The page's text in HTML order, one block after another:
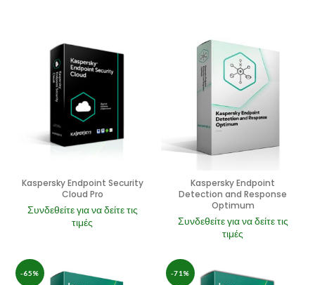
Kaspersky Endpoint Security
Cloud Pro
Συνδεθείτε για να δείτε τις
τιμές
Kaspersky Endpoint
Detection and Response
Optimum
Συνδεθείτε για να δείτε τις
τιμές
-65% -71%